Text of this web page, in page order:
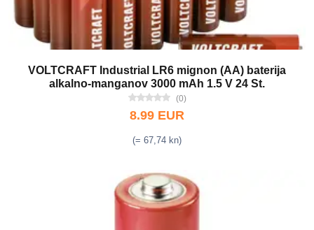
VOLTCRAFT Industrial LR6 mignon (AA) baterija
alkalno-manganov 3000 mAh 1.5 V 24 St.
(0)
8.99 EUR
(= 67,74 kn)